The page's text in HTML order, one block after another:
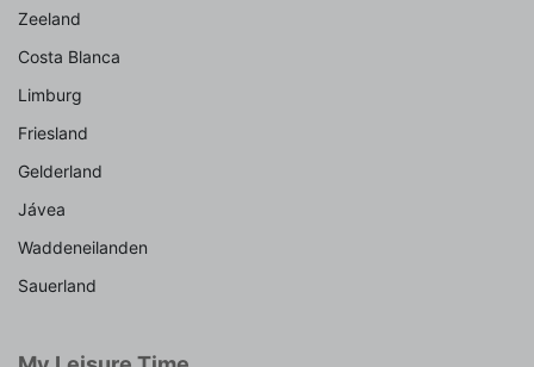
Zeeland
Costa Blanca
Limburg
Friesland
Gelderland
Jávea
Waddeneilanden
Sauerland